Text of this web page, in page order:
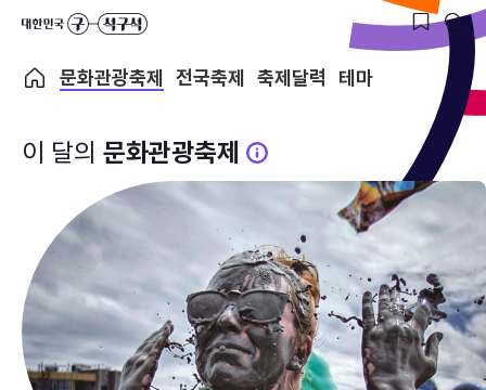
문화관광축제 전국축제 축제달력 테마
이 달의 문화관광축제